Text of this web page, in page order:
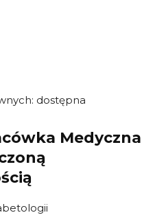
dostępna
Medyczna